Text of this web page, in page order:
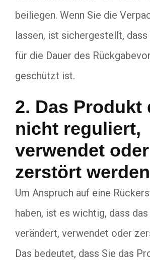
beiliegen. Wenn Sie die
lassen, ist sichergestellt,
für die Dauer des
geschützt ist.
2. Das Produkt
nicht reguliert,
verwendet oder
zerstört werden
Um Anspruch auf eine
haben, ist es wichtig, dass
verändert, verwendet oder
Das bedeutet, dass Sie das